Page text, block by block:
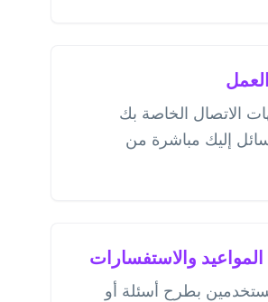
الاتصال الخاصة بك
إليك مباشرة من
والاستفسارات
بطرح أسئلة أو